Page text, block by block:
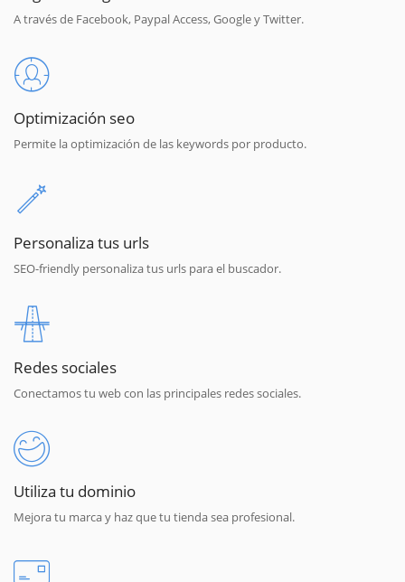
A través de Facebook, Paypal Access, Google y Twitter.
Optimización seo
Permite la optimización de las keywords por producto.
Personaliza tus urls
SEO-friendly personaliza tus urls para el buscador.
Redes sociales
Conectamos tu web con las principales redes sociales.
Utiliza tu dominio
Mejora tu marca y haz que tu tienda sea profesional.